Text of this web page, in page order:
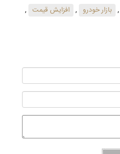
, بازار خودرو , افزایش قیمت ,